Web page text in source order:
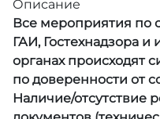
Описание
Все мероприятия по
ГАИ, Гостехнадзора
органах происходят
по доверенности от
Наличие/отсутствие